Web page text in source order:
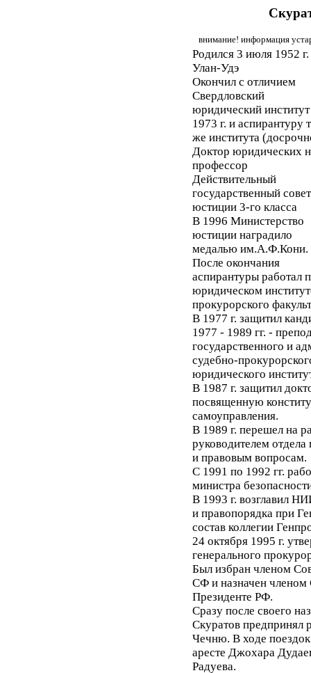
внимание! информация
Родился 3 июля 1952 г.
Улан-Удэ
Окончил с отличием
Свердловский
юридический институт
1973 г. и аспирантуру
же института
Доктор юридических
профессор
Действительный
государственный
юстиции 3-го класса
В 1996 Министерство
юстиции наградило
медалью им.А.Ф.Кони.
После окончания
аспирантуры работал
юридическом
прокурорского
В 1977 г. защитил
1977 - 1989 гг. -
государственного и
судебно-
юридического
В 1987 г. защитил
посвященную
самоуправления.
В 1989 г. перешел на
руководителем
и правовым вопросам.
С 1991 по 1992 гг.
министра
В 1993 г. возглавил
и правопорядка при
состав коллегии
24 октября 1995 г.
генерального
Был избран членом
СФ и назначен членом
Президенте РФ.
Сразу после своего
Скуратов предпринял
Чечню. В ходе поездок
аресте Джохара
Радуева.